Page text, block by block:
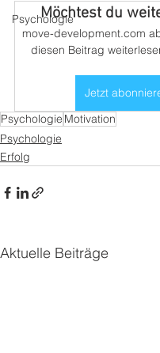
Psychologie
Möchtest du
move-development.com
diesen Beitrag
Jetzt
Psychologie Motivation
Psychologie
Erfolg
Aktuelle Beiträge